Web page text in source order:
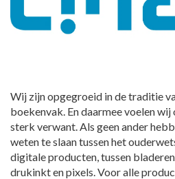
Wij zijn opgegroeid in de traditie
boekenvak. En daarmee voelen
sterk verwant. Als geen ander
weten te slaan tussen het
digitale producten, tussen bladeren
drukinkt en pixels. Voor alle